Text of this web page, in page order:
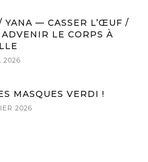
YANA — CASSER L’ŒUF /
LE CORPS À
2026
MASQUES VERDI !
2026